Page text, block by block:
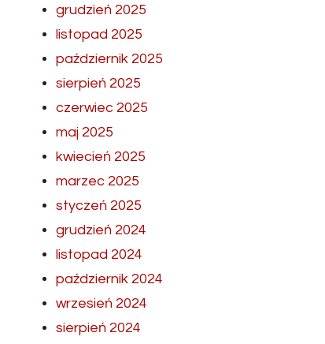
grudzień 2025
listopad 2025
październik 2025
sierpień 2025
czerwiec 2025
maj 2025
kwiecień 2025
marzec 2025
styczeń 2025
grudzień 2024
listopad 2024
październik 2024
wrzesień 2024
sierpień 2024